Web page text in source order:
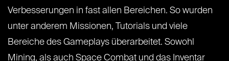
Verbesserungen in fast allen Bereichen. So wurden
unter anderem Missionen, Tutorials und viele
Bereiche des Gameplays überarbeitet. Sowohl
Mining, als auch Space Combat und das Inventar